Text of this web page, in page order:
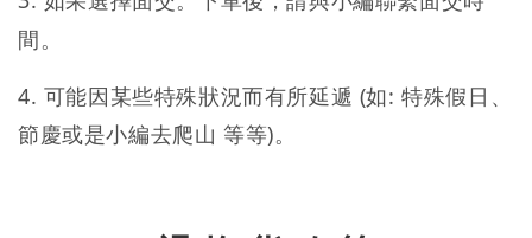
間。
4. 可能因某些特殊狀況而有所延遞 (如: 特殊假日、
節慶或是小編去爬山 等等)。